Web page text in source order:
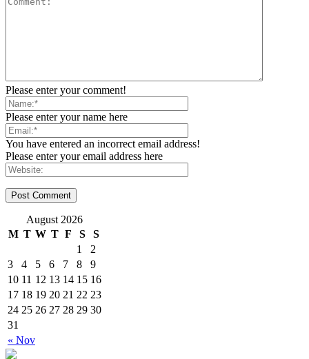
Please enter your comment!
Please enter your name here
You have entered an incorrect email address!
Please enter your email address here
August 2026
M T W T F S S
« Nov
1
2
3
4 5 6 7 8
9
10 11 12 13 14 15 16
17 18 19 20 21 22 23
24 25 26 27 28 29 30
31